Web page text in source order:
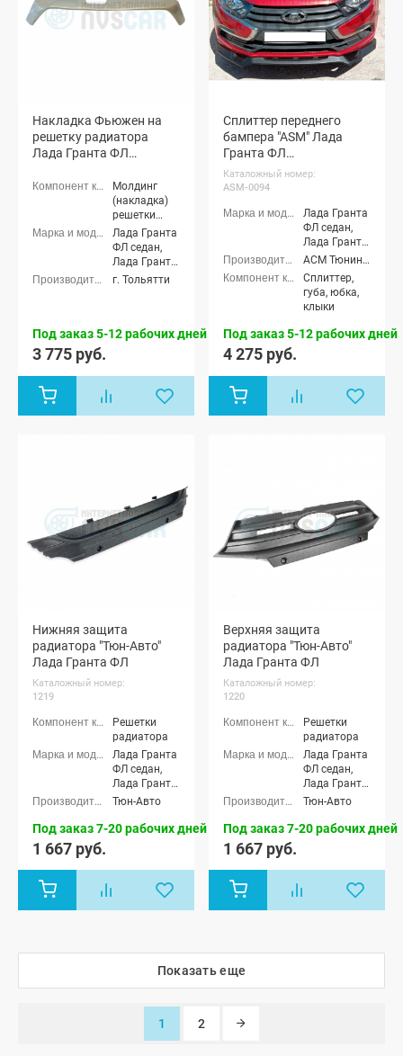
Накладка Фьюжен на
решетку радиатора
Лада Гранта ФЛ
Молдинг
(накладка)
решетки
радиатора
Лада Гранта
ФЛ седан,
Лада Гранта
ФЛ хэтчбек,
Лада Гранта
г. Тольятти
Под заказ 5-12 рабочих дней
3 775 руб.
Сплиттер переднего
бампера "ASM" Лада
Гранта ФЛ
(окрашенный)
Каталожный номер:
ASM-0094
Лада Гранта
ФЛ седан,
Лада Гранта
ФЛ хэтчбек,
Лада Гранта
ФЛ
универсал,
Лада Гранта
ФЛ лифтбек
АСМ Тюнинг (ASM tuning)
Сплиттер,
губа, юбка,
клыки
Под заказ 5-12 рабочих дней
4 275 руб.
Нижняя защита
радиатора "Тюн-Авто"
Лада Гранта ФЛ
Каталожный номер:
1219
Решетки
радиатора
Лада Гранта
ФЛ седан,
Лада Гранта
ФЛ хэтчбек,
ФЛ
ФЛ лифтбек,
Лада Гранта
ФЛ Спорт,
Лада Гранта
Тюн-Авто
Под заказ 7-20 рабочих дней
1 667 руб.
Верхняя защита
радиатора "Тюн-Авто"
Лада Гранта ФЛ
Каталожный номер:
1220
Решетки
радиатора
Лада Гранта
ФЛ седан,
Лада Гранта
ФЛ хэтчбек,
ФЛ
ФЛ лифтбек,
Лада Гранта
ФЛ Спорт,
Лада Гранта
Тюн-Авто
Под заказ 7-20 рабочих дней
1 667 руб.
Показать еще
1 2